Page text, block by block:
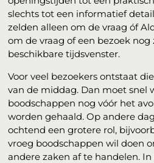
slechts tot een informatief
zelden alleen om de vraag óf
om de vraag of een bezoek
beschikbare tijdsvenster.
Voor veel bezoekers ontstaat
van de middag. Dan moet snel
boodschappen nog vóór het
worden gehaald. Op andere
ochtend een grotere rol,
vroeg boodschappen wil doen
andere zaken af te handelen.